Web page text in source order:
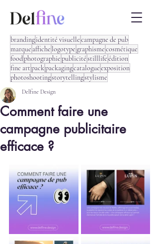
brandingidentité visuellecampagne de pub
marque affiche logotype graphismecosmétique
foodphotographiepublicitéstilllifeédition
fine artpackpackagingcatalogueexposition
photoshootingstorytellingstylisme
Comment faire une
campagne publicitaire
efficace ?
Delfine Design